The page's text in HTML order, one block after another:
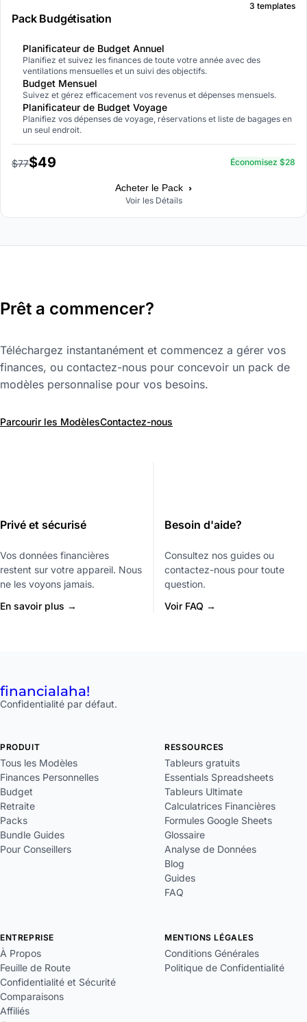
Pack Budgétisation
3 templates
Planificateur de Budget Annuel
Planifiez et suivez les finances de toute votre année avec des
ventilations mensuelles et un suivi des objectifs.
Budget Mensuel
Suivez et gérez efficacement vos revenus et dépenses mensuels.
Planificateur de Budget Voyage
Planifiez vos dépenses de voyage, réservations et liste de bagages en
un seul endroit.
$77$49 Économisez $28
Acheter le Pack ›
Voir les Détails
Prêt a commencer?
Téléchargez instantanément et commencez a gérer vos
finances, ou contactez-nous pour concevoir un pack de
modèles personnalise pour vos besoins.
Parcourir les ModèlesContactez-nous
Privé et sécurisé
Vos données financières
restent sur votre appareil. Nous
ne les voyons jamais.
En savoir plus →
Besoin d'aide?
Consultez nos guides ou
contactez-nous pour toute
question.
Voir FAQ →
financialaha!
Confidentialité par défaut.
PRODUIT
Tous les Modèles
Finances Personnelles
Budget
Retraite
Packs
Bundle Guides
Pour Conseillers
RESSOURCES
Tableurs gratuits
Essentials Spreadsheets
Tableurs Ultimate
Calculatrices Financières
Formules Google Sheets
Glossaire
Analyse de Données
Blog
Guides
FAQ
ENTREPRISE
À Propos
Feuille de Route
Confidentialité et Sécurité
Comparaisons
Affiliés
MENTIONS LÉGALES
Conditions Générales
Politique de Confidentialité